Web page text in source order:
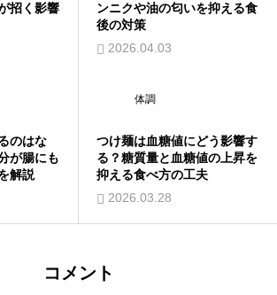
招く影響
ンニクや油の匂いを抑える食
後の対策
2026.04.03
のはな
が腸にも
解説
体調
つけ麺は血糖値にどう影響す
る？糖質量と血糖値の上昇を
抑える食べ方の工夫
2026.03.28
コメント